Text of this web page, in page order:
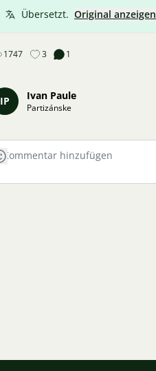
Übersetzt. Original anzeigen
1747 3 1
IP Ivan Paule
Partizánske